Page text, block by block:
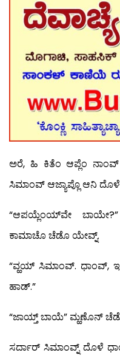
ಅರೆ, ಹಿ ಕಿತೆಂ ಆಪ್ಲೆಂ
ಸಿಮಾಂವ್ ಆಜ್ಯಾಪ್ಲೊ ಆನಿ
“ಆಪಯ್ಲೆಂಯ್‍ವೇ ಬಾಯೇ?”
ಕಾಮಾಚೊ ಚೆಡೊ ಯೇವ್ನ್.
“ವ್ಹಯ್ ಸಿಮಾಂವ್. ಧಾಂವ್,
ಹಾಡ್.”
“ಜಾಯ್ತ್ ಬಾಯೆ” ಮ್ಹಣೊನ್
ಸರ್ದಾರ್ ಸಿಮಾಂವ್ನ್ ದೊಳೆ